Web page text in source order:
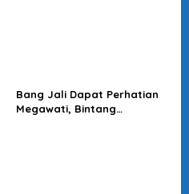
Bang Jali Dapat Perhatian
Megawati, Bintang